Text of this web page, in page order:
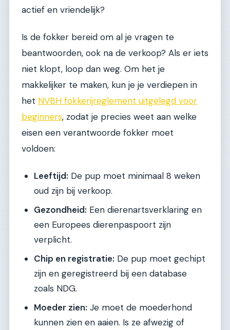
actief en vriendelijk?
Is de fokker bereid om al je vragen te
beantwoorden, ook na de verkoop? Als er iets
niet klopt, loop dan weg. Om het je
makkelijker te maken, kun je je verdiepen in
het NVBH fokkerijreglement uitgelegd voor
beginners, zodat je precies weet aan welke
eisen een verantwoorde fokker moet
voldoen:
Leeftijd: De pup moet minimaal 8 weken
oud zijn bij verkoop.
Gezondheid: Een dierenartsverklaring en
een Europees dierenpaspoort zijn
verplicht.
Chip en registratie: De pup moet gechipt
zijn en geregistreerd bij een database
zoals NDG.
Moeder zien: Je moet de moederhond
kunnen zien en aaien. Is ze afwezig of